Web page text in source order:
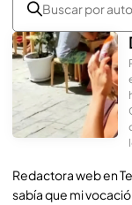
Redactora web en
sabía que mi